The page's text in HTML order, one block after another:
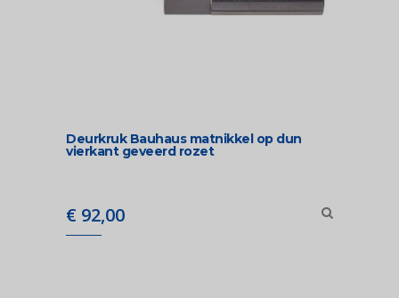
Deurkruk Bauhaus matnikkel op dun
vierkant geveerd rozet
€ 92,00